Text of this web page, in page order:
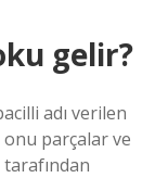
gelir?
adı verilen
parçalar ve